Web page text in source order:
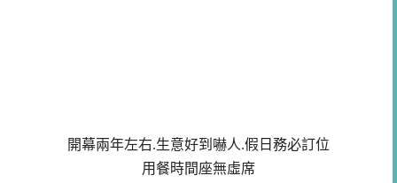
開幕兩年左右.生意好到嚇人.假日務必訂位
用餐時間座無虛席